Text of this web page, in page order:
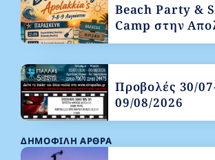
ΔΗΜΟΦΙΛΉ ΆΡΘΡΑ
Beach Party &
Camp στην
Προβολές 30/
09/08/2026